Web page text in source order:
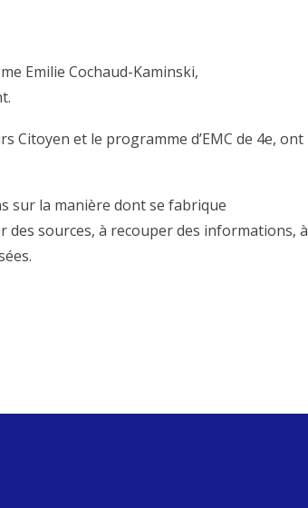
Emilie Cochaud-Kaminski,
Citoyen et le programme d’EMC de 4e, ont
sur la manière dont se fabrique
sources, à recouper des informations, à